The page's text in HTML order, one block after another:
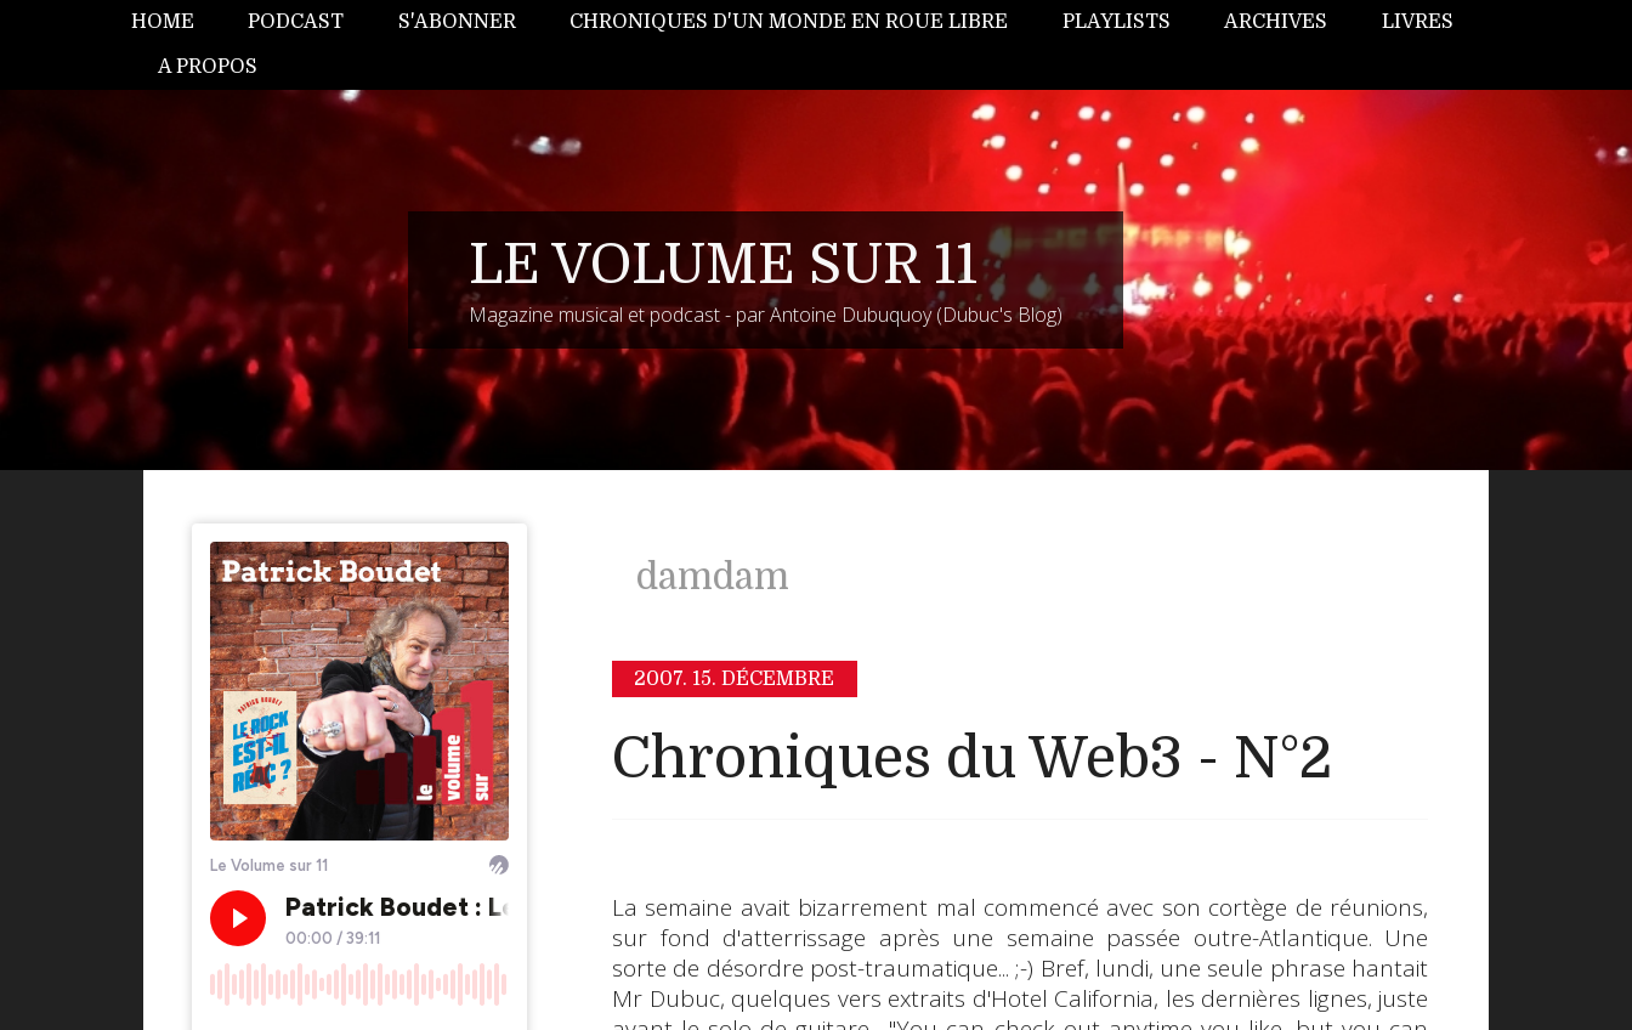
HOME PODCAST S'ABONNER CHRONIQUES D'UN MONDE EN ROUE LIBRE PLAYLISTS ARCHIVES LIVRES
A PROPOS
LE VOLUME SUR 11
Magazine musical et podcast - par Antoine Dubuquoy (Dubuc's Blog)
damdam
2007. 15. DÉCEMBRE
Chroniques du Web3 - N°2
La semaine avait bizarrement mal commencé avec son cortège de réunions,
sur fond d'atterrissage après une semaine passée outre-Atlantique. Une
sorte de désordre post-traumatique...;-) Bref, lundi, une seule phrase hantait
Mr Dubuc, quelques vers extraits d'Hotel California, les dernières lignes, juste